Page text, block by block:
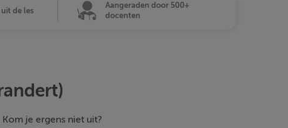
de les
Aangeraden door 500+
docenten
je ergens niet uit?